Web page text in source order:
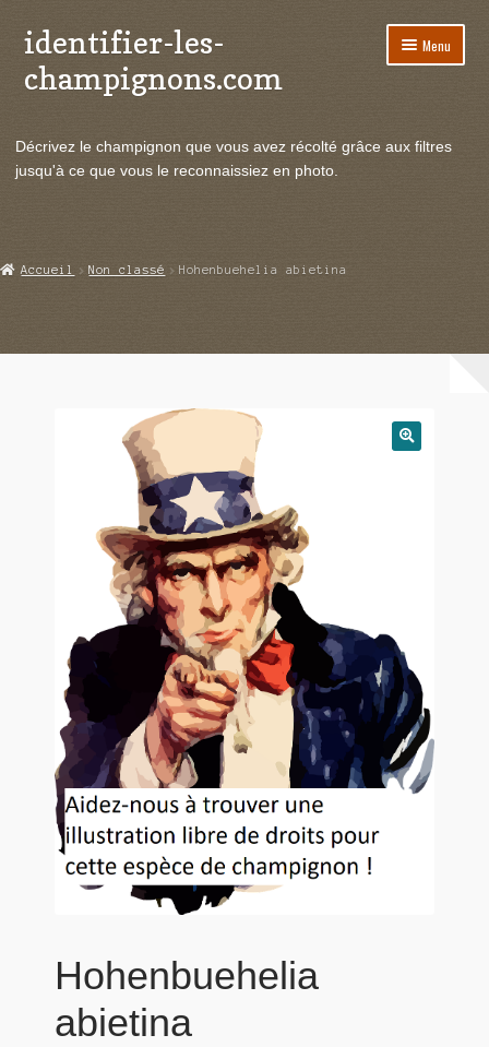
Aller
à
la
Aller
au
contenu
identifier-les-
champignons.com
Menu
le
Actualités
Echanges et contacts
Décrivez le champignon que vous avez récolté grâce aux filtres
jusqu'à ce que vous le reconnaissiez en photo.
Accueil Non classé Hohenbuehelia abietina
Hohenbuehelia
abietina